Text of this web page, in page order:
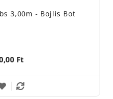
3,00m - Bojlis Bot
Ft